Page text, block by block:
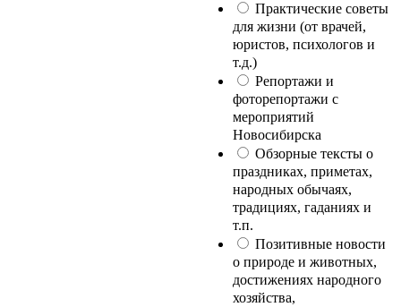
Практические советы
для жизни (от врачей,
юристов, психологов и
т.д.)
Репортажи и
фоторепортажи с
мероприятий
Новосибирска
Обзорные тексты о
праздниках, приметах,
народных обычаях,
традициях, гаданиях и
т.п.
Позитивные новости
о природе и животных,
достижениях народного
хозяйства,